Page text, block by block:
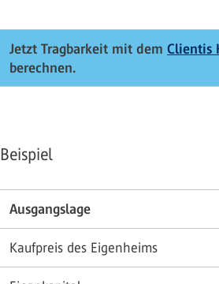
Jetzt Tragbarkeit mit dem Clientis
berechnen.
Beispiel
Ausgangslage
Kaufpreis des Eigenheims